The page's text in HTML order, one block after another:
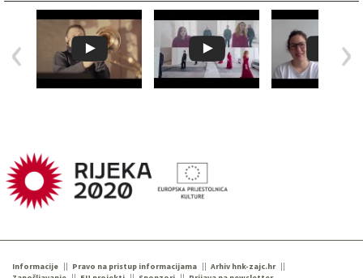
Informacije Pravo na pristup informacijama
Arhiv hnk-zajc.hr